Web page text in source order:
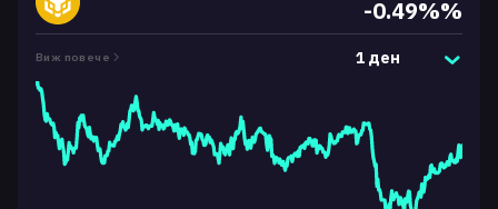
-0.49%%
Виж повече 1 ден